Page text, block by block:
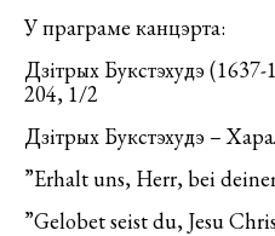
У праграме канцэрта:
Дзітрых Букстэхудэ
204, 1/2
Дзітрых Букстэхудэ –
”Erhalt uns, Herr, bei
”Gelobet seist du, Jesu